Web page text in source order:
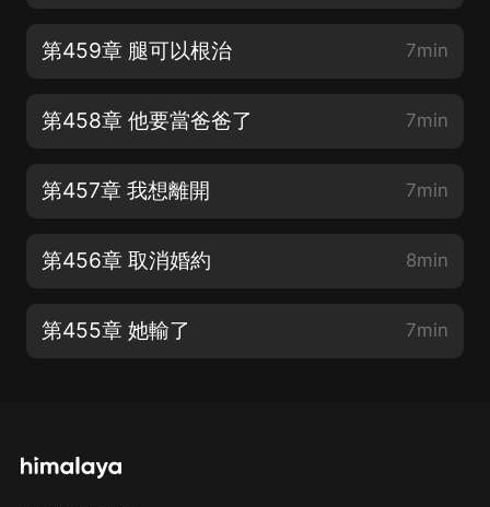
第459章 腿可以根治 7min
第458章 他要當爸爸了 7min
第457章 我想離開 7min
第456章 取消婚約 8min
第455章 她輸了 7min